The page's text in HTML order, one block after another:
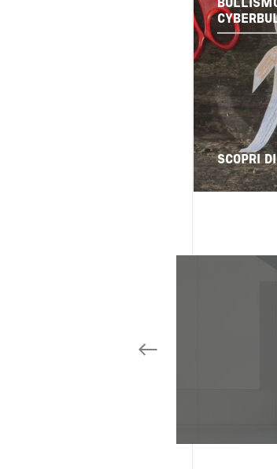
SCOPRI